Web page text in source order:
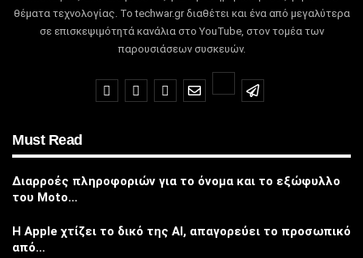
θέματα τεχνολογίας. Το techwar.gr διαθέτει και ένα από μεγαλύτερα
σε επισκεψιμότητά κανάλια στο YouTube, στον τομέα των
παρουσιάσεων συσκευών.
Must Read
Διαρροές πληροφοριών για το όνομα και το εξώφυλλο
του Moto…
Η Apple χτίζει το δικό της AI, απαγορεύει το προσωπικό
από…